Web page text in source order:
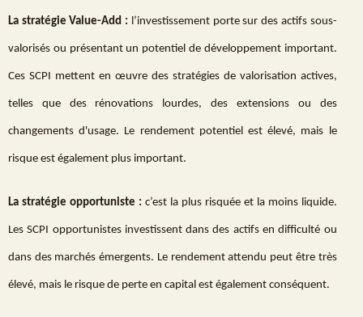
La stratégie Value-Add : l’investissement porte sur des actifs sous-
valorisés ou présentant un potentiel de développement important.
Ces SCPI mettent en œuvre des stratégies de valorisation actives,
telles que des rénovations lourdes, des extensions ou des
changements d'usage. Le rendement potentiel est élevé, mais le
risque est également plus important.
La stratégie opportuniste : c’est la plus risquée et la moins liquide.
Les SCPI opportunistes investissent dans des actifs en difficulté ou
dans des marchés émergents. Le rendement attendu peut être très
élevé, mais le risque de perte en capital est également conséquent.